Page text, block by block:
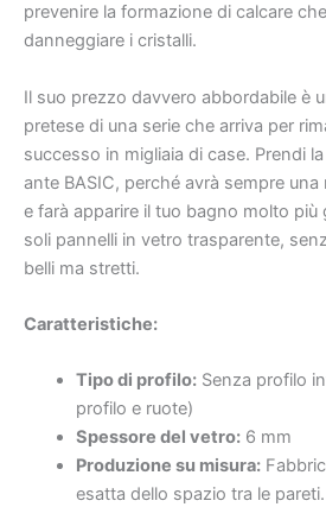
prevenire la formazione di calcare
danneggiare i cristalli.
Il suo prezzo davvero abbordabile è
pretese di una serie che arriva per
successo in migliaia di case. Prendi
ante BASIC, perché avrà sempre
e farà apparire il tuo bagno molto più
soli pannelli in vetro trasparente,
belli ma stretti.
Caratteristiche:
Tipo di profilo:Senza profilo
profilo e ruote)
Spessore del vetro:6 mm
Produzione su misura:
esatta dello spazio tra le pareti.